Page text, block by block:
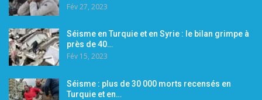
Fév 27, 2023
Séisme en Turquie et en Syrie : le bilan grimpe à
près de 40…
Fév 15, 2023
Séisme : plus de 30 000 morts recensés en
Turquie et en…